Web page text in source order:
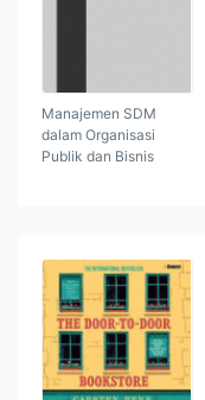
Manajemen SDM
dalam Organisasi
Publik dan Bisnis